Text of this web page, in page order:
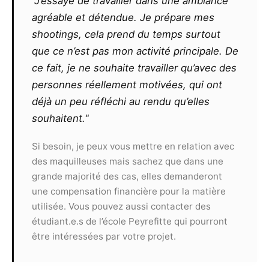
Le photographe ne pourra exiger un
quelconque commissionnement sur un contrat
remporté par le modèle, même s’il l’est grâce
aux seules photos qu’il aura réalisées ou
retouchées. De même, il ne pourra exiger aucun
partage des éventuels gains ou prix remportés
par le modèle suite à la présentation de clichés
Toute utilisation commerciale des
photographies devra faire l’objet d’un nouveau
contrat et ne pourra pas s’effectuer sans
l’accord des deux parties.
Article 9
Le présent contrat est valable, sans limite de
agréable et détendue. Je prépare mes
shootings, cela prend du temps surtout
que ce n’est pas mon activité principale. De
ce fait, je ne souhaite travailler qu’avec des
personnes réellement motivées, qui ont
déjà un peu réfléchi au rendu qu’elles
souhaitent."
Si besoin, je peux vous mettre en relation avec
des maquilleuses mais sachez que dans une
grande majorité des cas, elles demanderont
une compensation financière pour la matière
utilisée. Vous pouvez aussi contacter des
étudiant.e.s de l’école Peyrefitte qui pourront
être intéressées par votre projet.